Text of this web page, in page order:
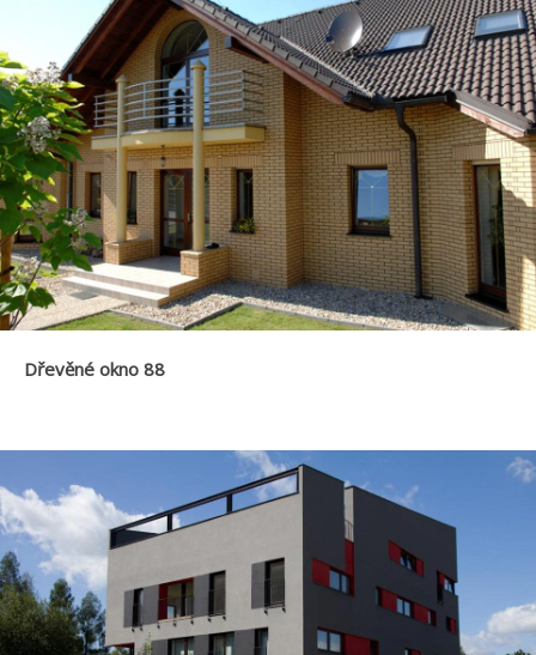
Dřevěné okno 88